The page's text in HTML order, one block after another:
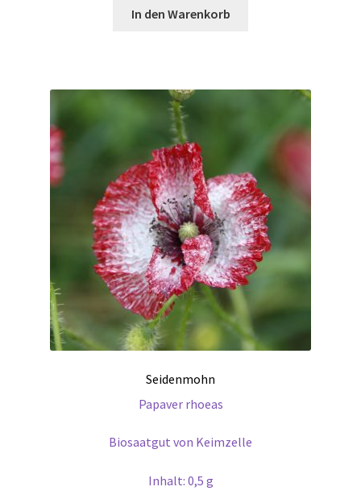
In den Warenkorb
Seidenmohn
Papaver rhoeas
Biosaatgut von Keimzelle
Inhalt: 0,5 g